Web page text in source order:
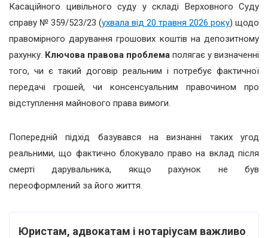
Касаційного цивільного суду у складі Верховного Суду
справу № 359/523/23 (ухвала від 20 травня 2026 року) щодо
правомірного дарування грошових коштів на депозитному
рахунку. Ключова правова проблема полягає у визначенні
того, чи є такий договір реальним і потребує фактичної
передачі грошей, чи консенсуальним правочином про
відступлення майнового права вимоги.
Попередній підхід базувався на визнанні таких угод
реальними, що фактично блокувало право на вклад після
смерті дарувальника, якщо рахунок не був
переоформлений за його життя.
Юристам, адвокатам і нотаріусам важливо